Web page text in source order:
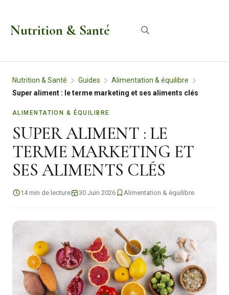
Nutrition & Santé
Nutrition & Santé Guides
Alimentation & équilibre
Super aliment : le terme marketing et ses aliments clés
ALIMENTATION & ÉQUILIBRE
SUPER ALIMENT : LE
TERME MARKETING ET
SES ALIMENTS CLÉS
14 min de lecture 30 Juin 2026 Alimentation & équilibre